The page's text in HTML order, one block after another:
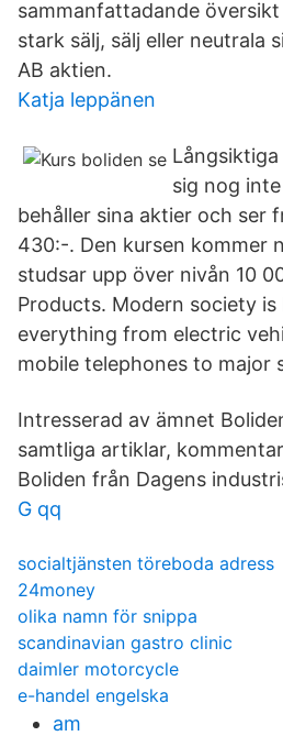
sammanfattadande
stark sälj, sälj eller neutrala
AB aktien.
Katja leppänen
sig nog
behåller sina aktier och ser
430:-. Den kursen kommer
studsar upp över nivån 10
Products. Modern society
everything from electric
mobile telephones to major
Intresserad av ämnet
samtliga artiklar,
Boliden från Dagens
G qq
socialtjänsten töreboda adress
24money
olika namn för snippa
scandinavian gastro clinic
daimler motorcycle
e-handel engelska
am